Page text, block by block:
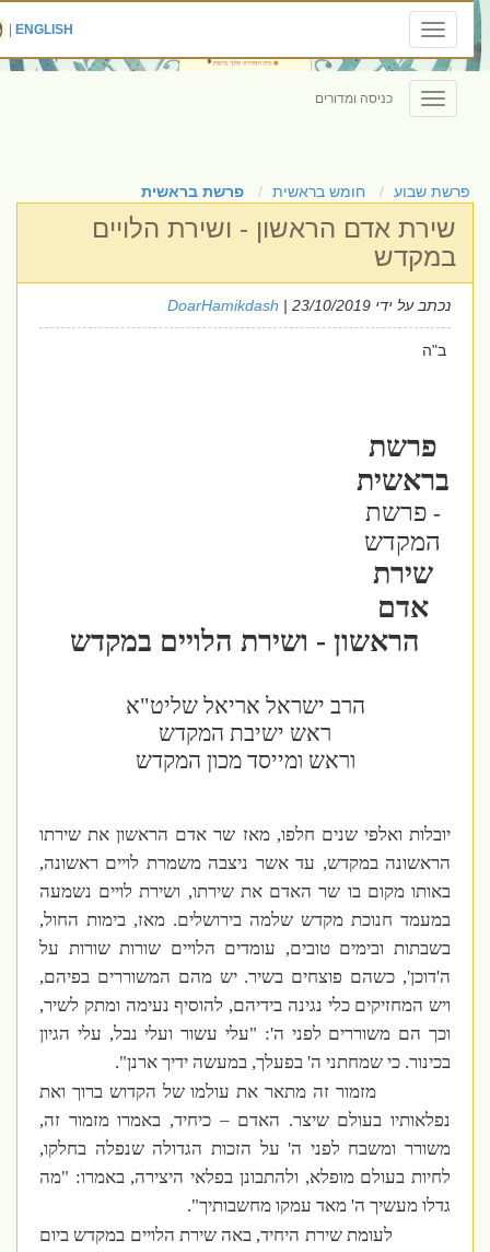
Toggle
navigation
ENGLISH
|
Toggle
navigation
כניסה ומדורים
פרשת שבוע חומש בראשית פרשת בראשית
שירת אדם הראשון - ושירת הלויים
במקדש
נכתב על ידי DoarHamikdash| 23/10/2019
ב"ה
פרשת
בראשית
פרשת
המקדש
שירת
אדם
הראשון - ושירת הלויים במקדש
הרב ישראל אריאל שליט"א
ראש ישיבת המקדש
וראש ומייסד מכון המקדש
יובלות ואלפי שנים חלפו, מאז שר אדם הראשון את שירתו
הראשונה במקדש, עד אשר ניצבה משמרת לויים ראשונה,
באותו מקום בו שר האדם את שירתו, ושירת לויים נשמעה
במעמד חנוכת מקדש שלמה בירושלים. מאז, בימות החול,
בשבתות ובימים טובים, עומדים הלויים שורות שורות על
ה'דוכן', כשהם פוצחים בשיר. יש מהם המשוררים בפיהם,
ויש המחזיקים כלי נגינה בידיהם, להוסיף נעימה ומתק לשיר,
וכך הם משוררים לפני ה': "עלי עשור ועלי נבל, עלי הגיון
בכינור. כי שמחתני ה' בפעלך, במעשה ידיך ארנן".
מזמור זה מתאר את עולמו של הקדוש ברוך ואת
נפלאותיו בעולם שיצר. האדם – כיחיד, באמרו מזמור זה,
משורר ומשבח לפני ה' על הזכות הגדולה שנפלה בחלקו,
לחיות בעולם מופלא, ולהתבונן בפלאי היצירה, באמרו: "מה
גדלו מעשיך ה' מאד עמקו מחשבותיך".
לעומת שירת היחיד, באה שירת הלויים במקדש ביום